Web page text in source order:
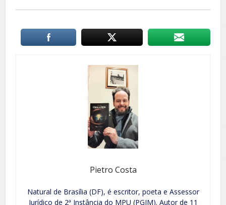
Pietro Costa
Natural de Brasília (DF), é escritor, poeta e Assessor
Jurídico de 2ª Instância do MPU (PGJM). Autor de 11